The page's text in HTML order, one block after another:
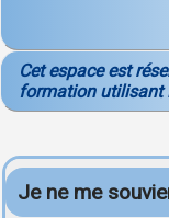
Cet espace est
formation utilisant
Je ne me